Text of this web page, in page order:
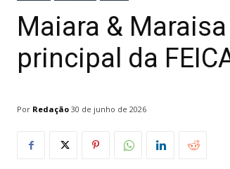
Maiara &
principal da
Por Redação 30 de junho de 2026